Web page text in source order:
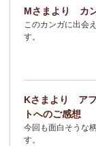
2/3： オトナの多
ハイクオリティ◇
の色』
1/19イージーパン
ンゲ◇ハイクオリ
フリカの色』
Mさまより カ
このカンガに出会
す。
Kさまより アフ
トへのご感想
今回も面白そうな
す。